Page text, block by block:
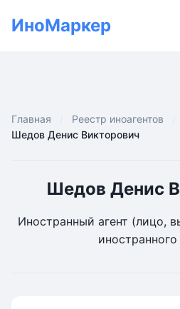
ИноМаркер
Главная
Реестр иноагентов
Шедов Денис Викторович
Шедов Денис
Иностранный агент (лицо,
иностранного